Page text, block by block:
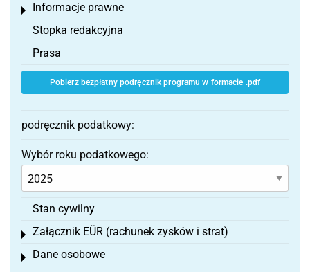
Informacje prawne
Toggle menu
Stopka redakcyjna
Prasa
Pobierz bezpłatny podręcznik programu w formacie .pdf
podręcznik podatkowy:
Wybór roku podatkowego:
Stan cywilny
Załącznik EÜR (rachunek zysków i strat)
Toggle menu
Dane osobowe
Toggle menu